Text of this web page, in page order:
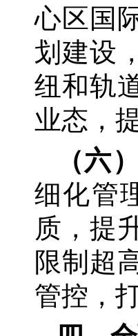
心区国
划建设
纽和轨
业态，
（六
细化管
质，提
限制超
管控，